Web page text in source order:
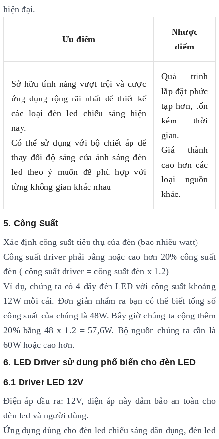
hiện đại.
Ưu điểm
Nhược
điểm
Sở hữu tính năng vượt trội và được
ứng dụng rộng rãi nhất để thiết kế
các loại đèn led chiếu sáng hiện
nay.
Có thể sử dụng với bộ chiết áp để
thay đổi độ sáng của ánh sáng đèn
led theo ý muốn để phù hợp với
từng không gian khác nhau
Quá trình
lắp đặt phức
tạp hơn, tốn
kém thời
gian.
Giá thành
cao hơn các
loại nguồn
khác.
5. Công Suất
Xác định công suất tiêu thụ của đèn (bao nhiêu watt)
Công suất driver phải bằng hoặc cao hơn 20% công suất
đèn ( công suất driver = công suất đèn x 1.2)
Ví dụ, chúng ta có 4 dây đèn LED với công suất khoảng
12W mỗi cái. Đơn giản nhẩm ra bạn có thể biết tổng số
công suất của chúng là 48W. Bây giờ chúng ta cộng thêm
20% bằng 48 x 1.2 = 57,6W. Bộ nguồn chúng ta cần là
60W hoặc cao hơn.
6. LED Driver sử dụng phổ biến cho đèn LED
6.1 Driver LED 12V
Điện áp đầu ra: 12V, điện áp này đảm bảo an toàn cho
đèn led và người dùng.
Ứng dụng dùng cho đèn led chiếu sáng dân dụng, đèn led